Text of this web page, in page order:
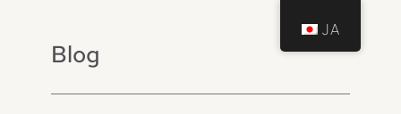
Blog
JA